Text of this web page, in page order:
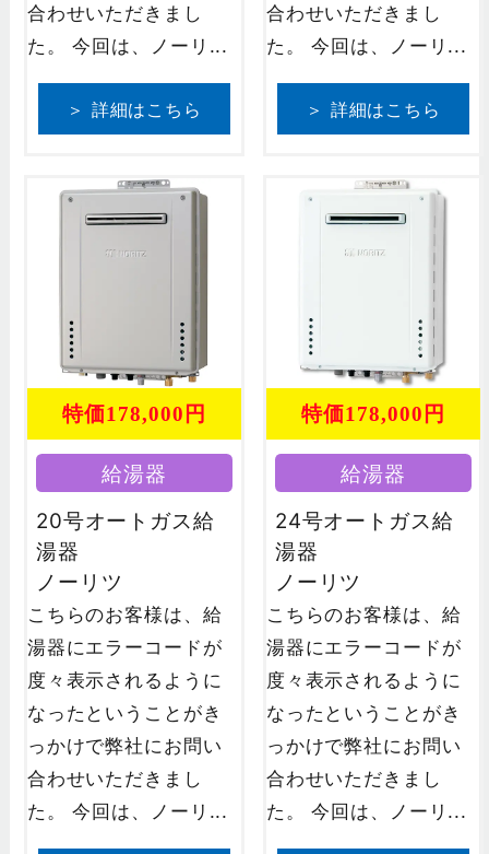
合わせいただきまし
た。 今回は、ノーリ...
＞ 詳細はこちら
合わせいただきまし
た。 今回は、ノーリ...
＞ 詳細はこちら
特価178,000円
給湯器
20号オートガス給
湯器
ノーリツ
こちらのお客様は、給
湯器にエラーコードが
度々表示されるように
なったということがき
っかけで弊社にお問い
合わせいただきまし
た。 今回は、ノーリ...
特価178,000円
給湯器
24号オートガス給
湯器
ノーリツ
こちらのお客様は、給
湯器にエラーコードが
度々表示されるように
なったということがき
っかけで弊社にお問い
合わせいただきまし
た。 今回は、ノーリ...